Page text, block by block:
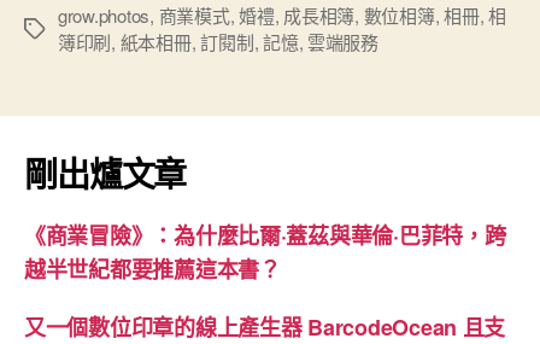
刷
訂
制
簿」”
標
grow.photos, 商業模式,婚禮, 成長相簿, 數位相簿,相冊,相
簿印刷, 紙本相冊,訂閱制,記憶,雲端服務
剛出爐文章
《商業冒險》：為什麼比爾·蓋茲與華倫·巴菲特，跨
越半世紀都要推薦這本書？
又一個數位印章的線上產生器 BarcodeOcean 且支